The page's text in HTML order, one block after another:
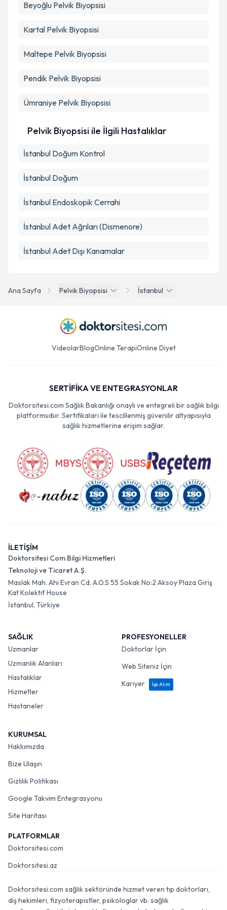
Ana Sayfa Pelvik Biyopsisi İstanbul
Beyoğlu Pelvik Biyopsisi
Kartal Pelvik Biyopsisi
Maltepe Pelvik Biyopsisi
Pendik Pelvik Biyopsisi
Ümraniye Pelvik Biyopsisi
Pelvik Biyopsisi ile İlgili Hastalıklar
İstanbul Doğum Kontrol
İstanbul Doğum
İstanbul Endoskopik Cerrahi
İstanbul Adet Ağrıları (Dismenore)
İstanbul Adet Dışı Kanamalar
VideolarBlogOnline TerapiOnline Diyet
SERTİFİKA VE ENTEGRASYONLAR
Doktorsitesi.com Sağlık Bakanlığı onaylı ve entegreli bir sağlık bilgi
platformudur. Sertifikaları ile tescillenmiş güvenilir altyapısıyla
sağlık hizmetlerine erişim sağlar.
İLETİŞİM
Doktorsitesi Com Bilgi Hizmetleri
Teknoloji ve Ticaret A.Ş.
Maslak Mah. Ahi Evran Cd. A.O.S 55 Sokak No:2 Aksoy Plaza Giriş
Kat Kolektif House
İstanbul, Türkiye
SAĞLIK
Uzmanlar
Uzmanlık Alanları
Hastalıklar
Hizmetler
Hastaneler
PROFESYONELLER
Doktorlar İçin
Web Siteniz İçin
Kariyer
İşe Alım
KURUMSAL
Hakkımızda
Bize Ulaşın
Gizlilik Politikası
Google Takvim Entegrasyonu
Site Haritası
PLATFORMLAR
Doktorsitesi.com
Doktorsitesi.az
Doktorsitesi.com sağlık sektöründe hizmet veren tıp doktorları,
diş hekimleri, fizyoterapistler, psikologlar vb. sağlık